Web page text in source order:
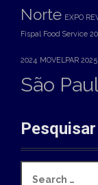
Norte EXPO
Fispal Food Service
2024 MOVELPAR 2025
São
Pesquisar